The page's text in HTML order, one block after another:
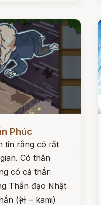
Phúc
tin rằng có rất
Có thần
có cả thần
Thần đạo Nhật
(神 – kami)